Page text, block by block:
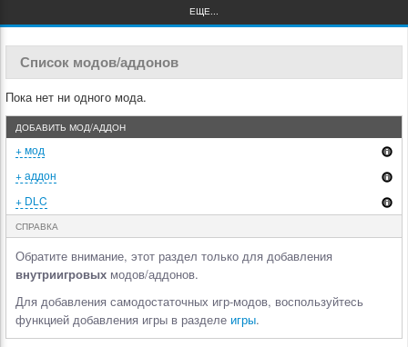
ЕЩЕ...
Список модов/аддонов
Пока нет ни одного мода.
ДОБАВИТЬ МОД/АДДОН
+ мод
+ аддон
+ DLC
СПРАВКА
Обратите внимание, этот раздел только для добавления
внутриигровых модов/аддонов.
Для добавления самодостаточных игр-модов, воспользуйтесь
функцией добавления игры в разделе игры.